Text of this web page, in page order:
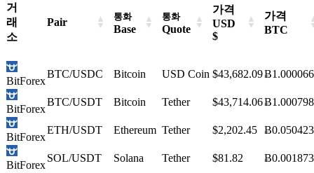
거
래
소
Pair 통화
Base
통화
Quote
가격
USD
$
가격
BTC
BitForex
BTC/USDC Bitcoin USD Coin $43,682.09
BitForex
BTC/USDT Bitcoin Tether $43,714.06
BitForex
ETH/USDT Ethereum Tether $2,202.45
BitForex
SOL/USDT Solana Tether $81.82